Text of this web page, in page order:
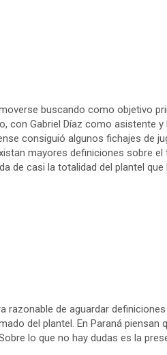
buscando como objetivo
con Gabriel Díaz como asistente
consiguió algunos fichajes de
mayores definiciones sobre
de casi la totalidad del plantel
razonable de aguardar
del plantel. En Paraná piensan
lo que no hay dudas es la